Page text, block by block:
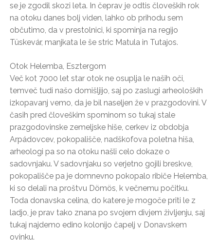
se je zgodil skozi leta. In čeprav je odtis človeških rok
na otoku danes bolj viden, lahko ob prihodu sem
občutimo, da v prestolnici, ki spominja na regijo
Tüskevár, manjkata le še stric Matula in Tutajos.
Otok Helemba, Esztergom
Več kot 7000 let star otok ne osuplja le naših oči,
temveč tudi našo domišljijo, saj po zaslugi arheoloških
izkopavanj vemo, da je bil naseljen že v prazgodovini. V
časih pred človeškim spominom so tukaj stale
prazgodovinske zemeljske hiše, cerkev iz obdobja
Arpádovcev, pokopališče, nadškofova poletna hiša,
arheologi pa so na otoku našli celo dokaze o
sadovnjaku. V sadovnjaku so verjetno gojili breskve,
pokopališče pa je domnevno pokopalo ribiče Helemba,
ki so delali na proštvu Dömös, k večnemu počitku.
Toda donavska celina, do katere je mogoče priti le z
ladjo, je prav tako znana po svojem divjem življenju, saj
tukaj najdemo edino kolonijo čapelj v Donavskem
ovinku.